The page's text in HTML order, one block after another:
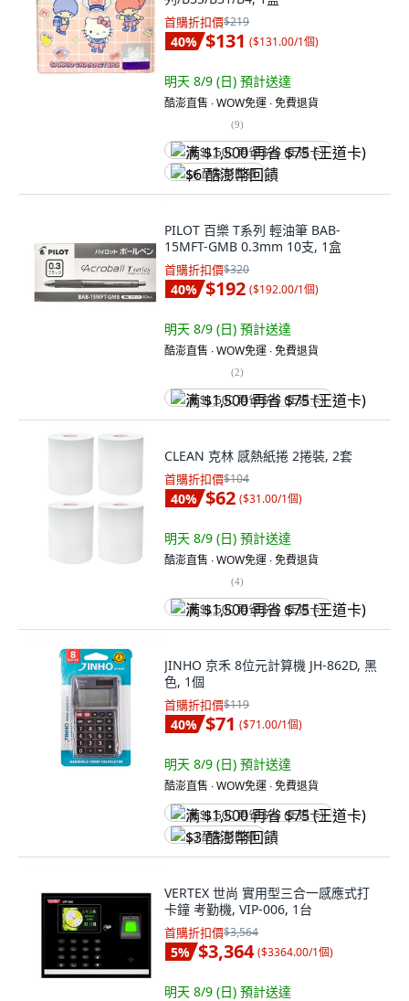
首購折扣價$219
40% $131 ($131.00/1個)
明天 8/9 (日) 預計送達
酷澎直售 ∙ WOW免運 ∙ 免費退貨
(9)
满 $1,500 再省 $75 (王道卡)
$6 酷澎幣回饋
PILOT 百樂 T系列 輕油筆 BAB-
15MFT-GMB 0.3mm 10支, 1盒
首購折扣價$320
40% $192 ($192.00/1個)
明天 8/9 (日) 預計送達
酷澎直售 ∙ WOW免運 ∙ 免費退貨
(2)
满 $1,500 再省 $75 (王道卡)
CLEAN 克林 感熱紙捲 2捲裝, 2套
首購折扣價$104
40% $62 ($31.00/1個)
明天 8/9 (日) 預計送達
酷澎直售 ∙ WOW免運 ∙ 免費退貨
(4)
满 $1,500 再省 $75 (王道卡)
JINHO 京禾 8位元計算機 JH-862D, 黑
色, 1個
首購折扣價$119
40% $71 ($71.00/1個)
明天 8/9 (日) 預計送達
酷澎直售 ∙ WOW免運 ∙ 免費退貨
满 $1,500 再省 $75 (王道卡)
$3 酷澎幣回饋
VERTEX 世尚 實用型三合一感應式打
卡鐘 考勤機, VIP-006, 1台
首購折扣價$3,564
5% $3,364 ($3364.00/1個)
明天 8/9 (日) 預計送達